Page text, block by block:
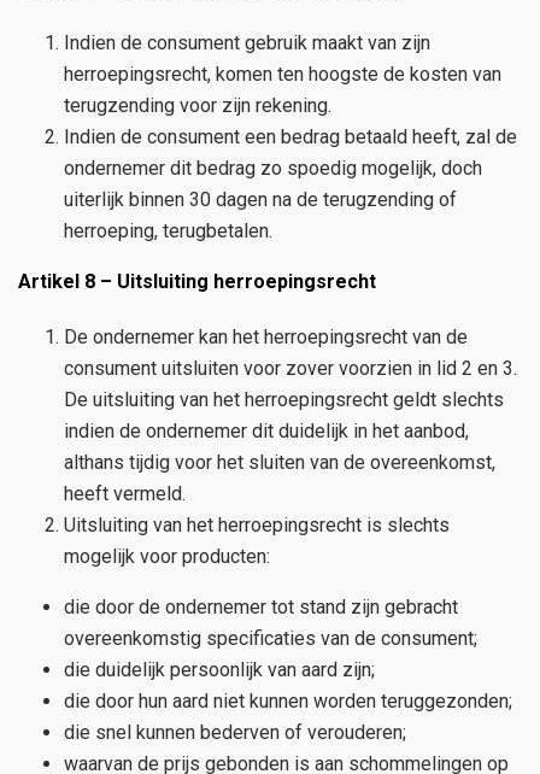
Indien de consument gebruik maakt van zijn
herroepingsrecht, komen ten hoogste de kosten van
terugzending voor zijn rekening.
Indien de consument een bedrag betaald heeft, zal de
ondernemer dit bedrag zo spoedig mogelijk, doch
uiterlijk binnen 30 dagen na de terugzending of
herroeping, terugbetalen.
Artikel 8 – Uitsluiting herroepingsrecht
De ondernemer kan het herroepingsrecht van de
consument uitsluiten voor zover voorzien in lid 2 en 3.
De uitsluiting van het herroepingsrecht geldt slechts
indien de ondernemer dit duidelijk in het aanbod,
althans tijdig voor het sluiten van de overeenkomst,
heeft vermeld.
Uitsluiting van het herroepingsrecht is slechts
mogelijk voor producten:
die door de ondernemer tot stand zijn gebracht
overeenkomstig specificaties van de consument;
die duidelijk persoonlijk van aard zijn;
die door hun aard niet kunnen worden teruggezonden;
die snel kunnen bederven of verouderen;
waarvan de prijs gebonden is aan schommelingen op